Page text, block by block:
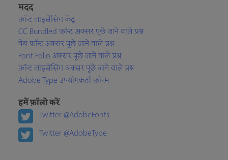
मदद
फ़ॉन्ट लाइसेंसिंग केंद्र
CC Bundled फ़ॉन्ट अक्सर पूछे जाने वाले प्रश्न
वेब फ़ॉन्ट अक्सर पूछे जाने वाले प्रश्न
Font Folio अक्सर पूछे जाने वाले प्रश्न
फ़ॉन्ट लाइसेंसिंग अक्सर पूछे जाने वाले प्रश्न
Adobe Type उपयोगकर्ता फ़ोरम
हमें फ़ॉलो करें
Twitter @AdobeFonts
Twitter @AdobeType